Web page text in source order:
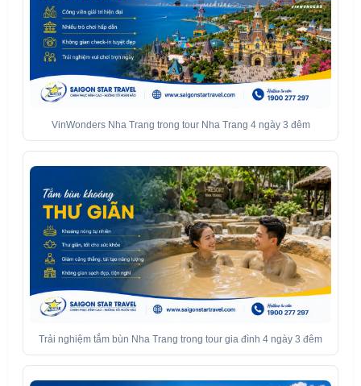
VinWonders Nha Trang trong tour Nha Trang 4 ngày 3 đêm
Trải nghiệm tắm bùn Nha Trang trong tour gia đình 4 ngày 3 đêm